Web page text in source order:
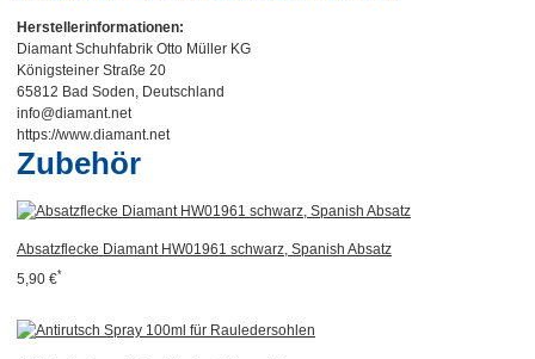
Herstellerinformationen:
Diamant Schuhfabrik Otto Müller KG
Königsteiner Straße 20
65812 Bad Soden, Deutschland
info@diamant.net
https://www.diamant.net
Zubehör
Absatzflecke Diamant HW01961 schwarz, Spanish Absatz
5,90 €*